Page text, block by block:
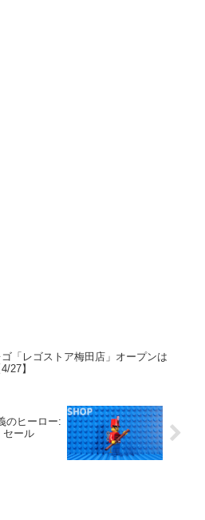
ゴ「レゴストア梅田店」オープンは
4/27】
のヒーロー:
セール